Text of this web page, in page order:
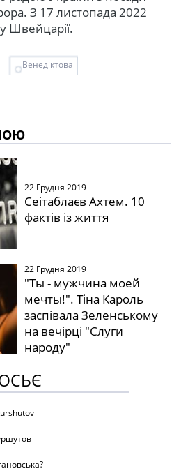
З 17 листопада 2022
Швейцарії.
Венедіктова
22 Грудня 2019
Сеітаблаєв Ахтем. 10
фактів із життя
22 Грудня 2019
"Ты - мужчина моей
мечты!". Тіна Кароль
заспівала Зеленському
на вечірці "Слуги
народу"